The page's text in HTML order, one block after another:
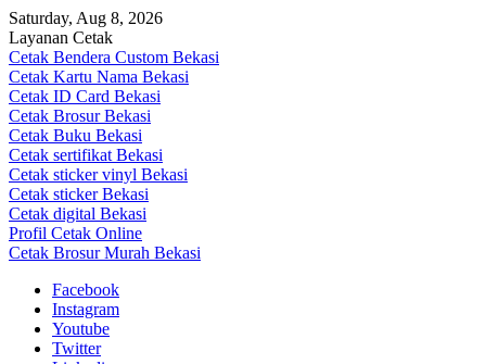
Skip
to
content
Saturday, Aug 8, 2026
Layanan Cetak
Cetak Bendera Custom Bekasi
Cetak Kartu Nama Bekasi
Cetak ID Card Bekasi
Cetak Brosur Bekasi
Cetak Buku Bekasi
Cetak sertifikat Bekasi
Cetak sticker vinyl Bekasi
Cetak sticker Bekasi
Cetak digital Bekasi
Profil Cetak Online
Cetak Brosur Murah Bekasi
Facebook
Instagram
Youtube
Twitter